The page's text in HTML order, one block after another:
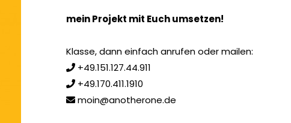
mein Projekt mit Euch umsetzen!
Klasse, dann einfach anrufen oder mailen:
+49.151.127.44.911
+49.170.411.1910
moin@anotherone.de